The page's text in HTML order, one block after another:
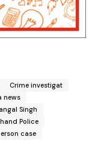
Crime investigat
news
Singh
Police
case